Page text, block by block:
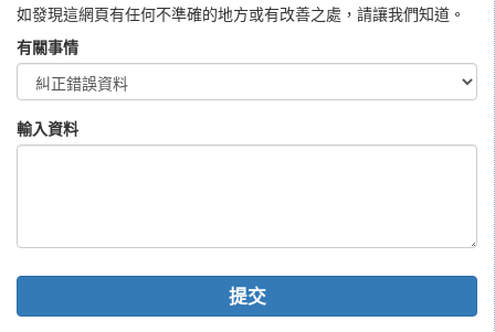
如發現這網頁有任何不準確的地方或有改善之處，請讓我們知道。
有關事情
輸入資料
提交